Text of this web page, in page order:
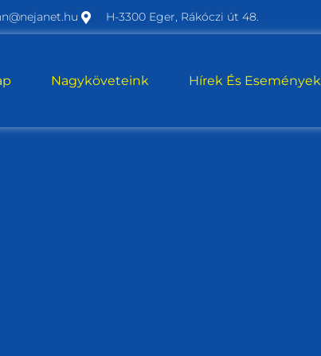
H-3300 Eger, Rákóczi út 48.
Nagyköveteink Hírek És Események